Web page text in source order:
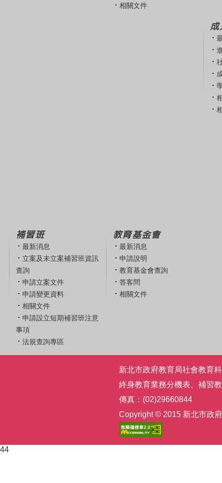
相關文件
補習班
最新消息
立案及未立案補習班資訊
查詢
申請立案文件
申請變更資料
相關文件
申請設立短期補習班注意
事項
法規查詢專區
教育基金會
最新消息
申請說明
教育基金會查詢
答客問
相關文件
新北市政府教育局社會教育
終身教育業務分機表
補習
傳真：(02)29660844
Copyright © 2015 新北市政
44